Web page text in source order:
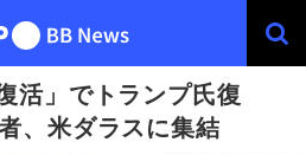
活」でトランプ氏復
、米ダラスに集結